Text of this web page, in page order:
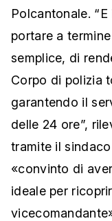
Polcantonale.
portare a
semplice, di
Corpo di polizia
garantendo il
delle 24 ore”,
tramite il
«convinto di
ideale per